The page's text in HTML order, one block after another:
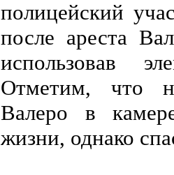
полицейский
после ареста
использовав
Отметим, что
Валеро в
жизни, однако